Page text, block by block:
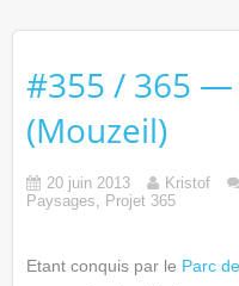
#355 / 365 —
(Mouzeil)
20 juin 2013 Kristof
Paysages, Projet 365
Etant conquis par le Parc